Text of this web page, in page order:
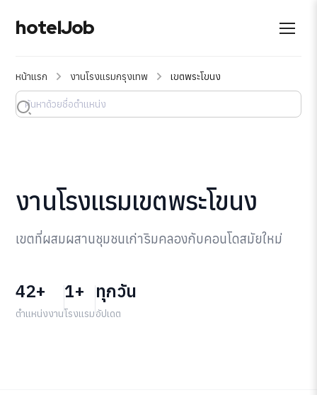
hotelJob
หน้าแรก งานโรงแรมกรุงเทพ เขตพระโขนง
งานโรงแรมเขตพระโขนง
เขตที่ผสมผสานชุมชนเก่าริมคลองกับคอนโดสมัยใหม่
42+
ตำแหน่งงาน
1+
โรงแรม
ทุกวัน
อัปเดต